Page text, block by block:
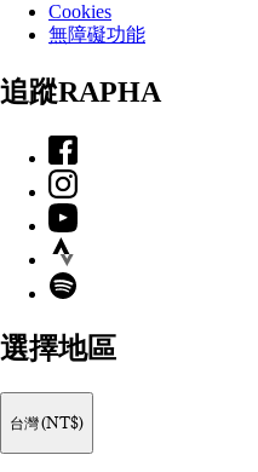
Cookies
無障礙功能
追蹤RAPHA
Facebook
Instagram
YouTube
Strava
Spotify
選擇地區
台灣 (NT$)